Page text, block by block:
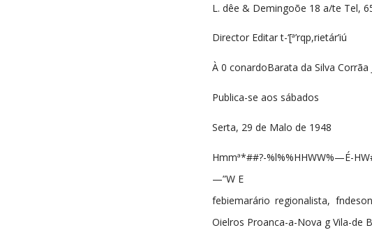
L. dêe & Demingoõe 18 a/te Tel,
Director Editar t-‘[ª’rqp,rietár’iú
À 0 conardoBarata da Silva Corrãa
Publica-se aos sábados
Serta, 29 de Malo de 1948
Hmmª*##?-%l%%HHWW%—É-
—”W E
febiemarário regionalista,
Oielros Proanca-a-Nova g Vila-de